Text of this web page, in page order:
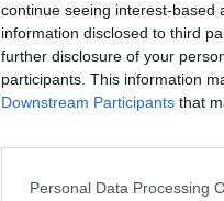
continue seeing interest-based
information disclosed to third
further disclosure of your
participants. This information
Downstream Participants that
Personal Data Processing